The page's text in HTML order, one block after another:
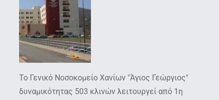
Το Γενικό Νοσοκομείο Χανίων "Άγιος Γεώργιος"
δυναμικότητας 503 κλινών λειτουργεί από 1η